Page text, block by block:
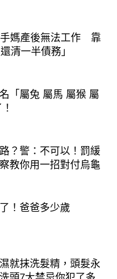
手媽產後無法工作 靠
清一半債務」
「屬兔 屬馬 屬猴 屬
？警：不可以！罰緩
教你用一招對付烏龜
！爸爸多少歲
就抹洗髮精，頭髮永